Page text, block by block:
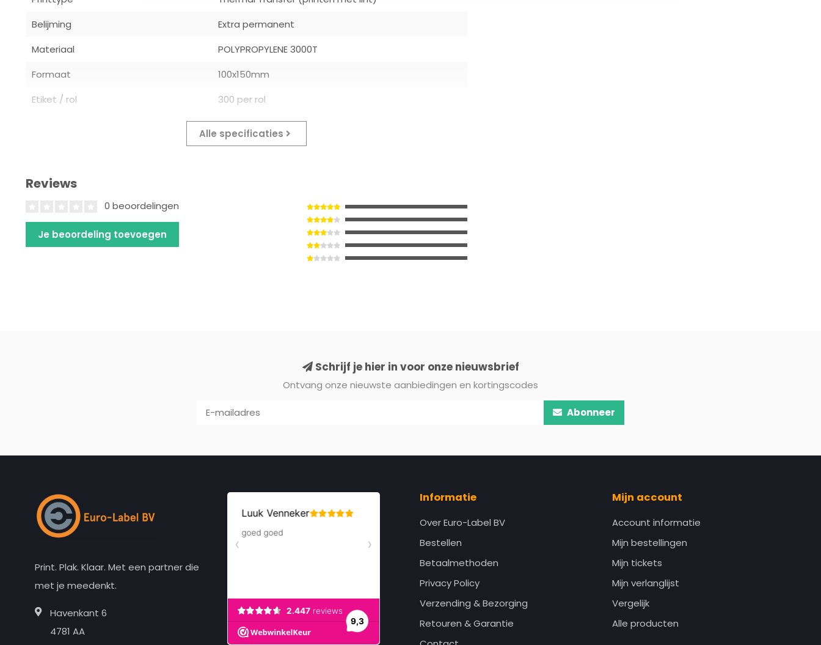
Belijming
Extra permanent
Materiaal
POLYPROPYLENE 3000T
Formaat
100x150mm
Etiket / rol
300 per rol
Alle specificaties
Reviews
0 beoordelingen
Je beoordeling toevoegen
Schrijf je hier in voor onze nieuwsbrief
Ontvang onze nieuwste aanbiedingen en kortingscodes
Abonneer
Print. Plak. Klaar. Met een partner die
met je meedenkt.
Havenkant 6
4781 AA
Informatie
Over Euro-Label BV
Bestellen
Betaalmethoden
Privacy Policy
Verzending & Bezorging
Retouren & Garantie
Mijn account
Account informatie
Mijn bestellingen
Mijn tickets
Mijn verlanglijst
Vergelijk
Alle producten